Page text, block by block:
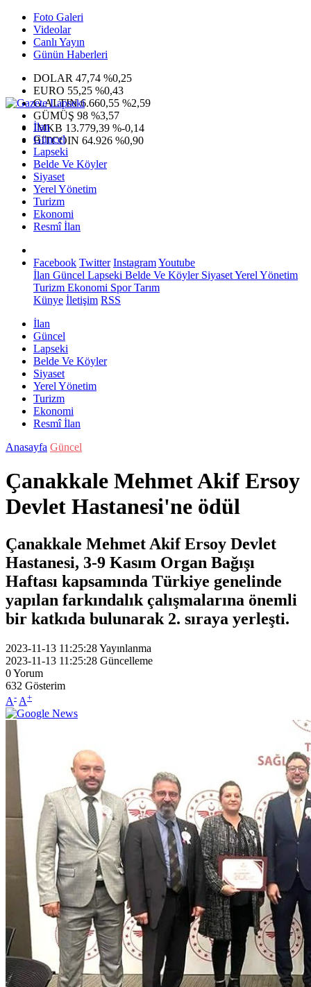
Foto Galeri
Videolar
Canlı Yayın
Günün Haberleri
DOLAR 47,74 %0,25
EURO 55,25 %0,43
G.ALTIN6.660,55 %2,59
GÜMÜŞ 98 %3,57
IMKB 13.779,39 %-0,14
BITCOIN 64.926 %0,90
İlan
Güncel
Lapseki
Belde Ve Köyler
Siyaset
Yerel Yönetim
Turizm
Ekonomi
Resmî İlan
Facebook Twitter InstagramYoutube
İlan Güncel Lapseki Belde Ve KöylerSiyasetYerel Yönetim
Turizm Ekonomi SporTarım
Künye İletişim RSS
İlan
Güncel
Lapseki
Belde Ve Köyler
Siyaset
Yerel Yönetim
Turizm
Ekonomi
Resmî İlan
Anasayfa Güncel
Çanakkale Mehmet Akif Ersoy
Devlet Hastanesi'ne ödül
Çanakkale Mehmet Akif Ersoy Devlet
Hastanesi, 3-9 Kasım Organ Bağışı
Haftası kapsamında Türkiye genelinde
yapılan farkındalık çalışmalarına önemli
bir katkıda bulunarak 2. sıraya yerleşti.
2023-11-13 11:25:28Yayınlanma
2023-11-13 11:25:28 Güncelleme
0Yorum
632 Gösterim
A- A+